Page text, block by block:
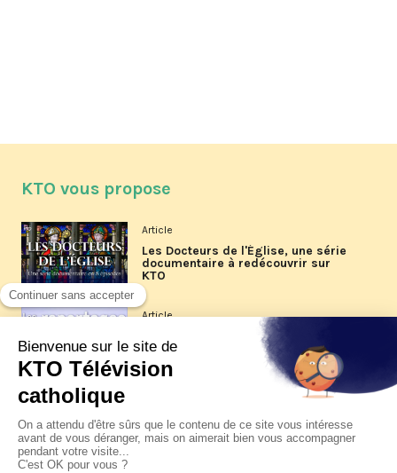
KTO vous propose
Article
Les Docteurs de l'Église, une série
documentaire à redécouvrir sur
KTO
Article
Les reportages d'été 2026 de KTO
La visite pastorale du pape Léon
XIV à Assise à suivre sur KTO le
jeudi 6 août